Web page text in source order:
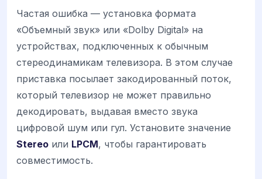
Частая ошибка — установка формата
«Объемный звук» или «Dolby Digital» на
устройствах, подключенных к обычным
стереодинамикам телевизора. В этом случае
приставка посылает закодированный поток,
который телевизор не может правильно
декодировать, выдавая вместо звука
цифровой шум или гул. Установите значение
Stereo или LPCM, чтобы гарантировать
совместимость.